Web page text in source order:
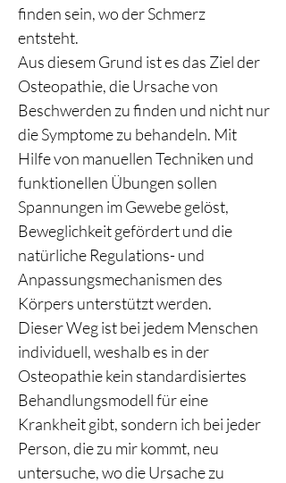
finden sein, wo der Schmerz
entsteht.
Aus diesem Grund ist es das Ziel der
Osteopathie, die Ursache von
Beschwerden zu finden und nicht nur
die Symptome zu behandeln. Mit
Hilfe von manuellen Techniken und
funktionellen Übungen sollen
Spannungen im Gewebe gelöst,
Beweglichkeit gefördert und die
natürliche Regulations- und
Anpassungsmechanismen des
Körpers unterstützt werden.
Dieser Weg ist bei jedem Menschen
individuell, weshalb es in der
Osteopathie kein standardisiertes
Behandlungsmodell für eine
Krankheit gibt, sondern ich bei jeder
Person, die zu mir kommt, neu
untersuche, wo die Ursache zu